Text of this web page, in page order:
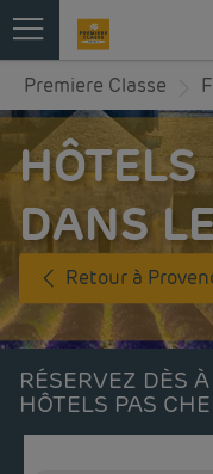
Premiere Classe
HÔTELS
DANS
Retour à
RÉSERVEZ DÈS
HÔTELS PAS